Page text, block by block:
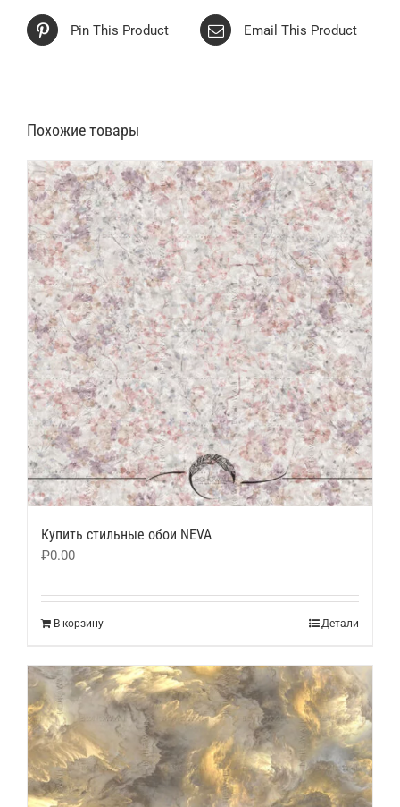
Pin This Product Email This Product
Похожие товары
Купить стильные обои NEVA
₽0.00
В корзину Детали